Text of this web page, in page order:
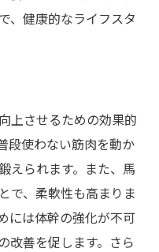
、健康的なライフスタ
上させるための効果的
段使わない筋肉を動か
えられます。また、馬
で、柔軟性も高まりま
には体幹の強化が不可
改善を促します。さら